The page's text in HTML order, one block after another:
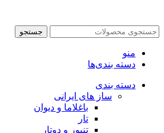
جستجو
منو
دسته بندی‌ها
دسته بندی
ساز های ایرانی
باغلاما و دیوان
تار
تنبور و دوتار